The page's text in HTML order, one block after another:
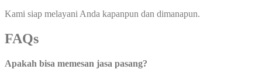
Kami siap melayani Anda kapanpun dan dimanapun.
FAQs
Apakah bisa memesan jasa pasang?